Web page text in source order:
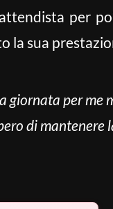
per
la sua
giornata per me
di mantenere